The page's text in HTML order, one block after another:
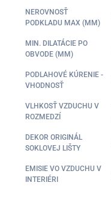
NEROVNOSŤ
PODKLADU MAX (MM)
MIN. DILATÁCIE PO
OBVODE (MM)
PODLAHOVÉ KÚRENIE -
VHODNOSŤ
VLHKOSŤ VZDUCHU V
ROZMEDZÍ
DEKOR ORIGINÁL
SOKLOVEJ LIŠTY
EMISIE VO VZDUCHU V
INTERIÉRI